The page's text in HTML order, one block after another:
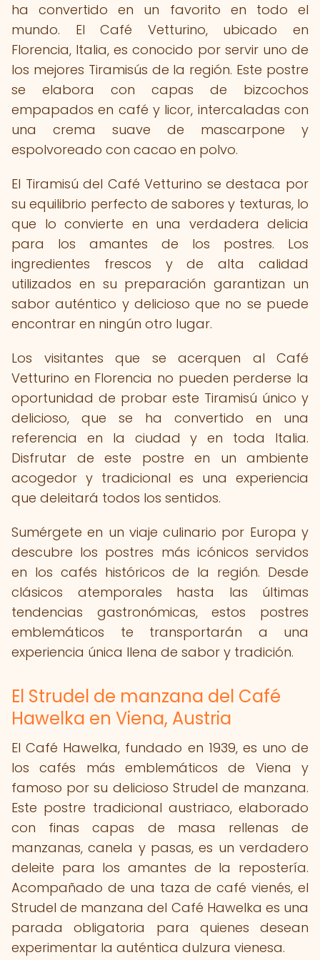
ha convertido en un favorito en todo el
mundo. El Café Vetturino, ubicado en
Florencia, Italia, es conocido por servir uno de
los mejores Tiramisús de la región. Este postre
se elabora con capas de bizcochos
empapados en café y licor, intercaladas con
una crema suave de mascarpone y
espolvoreado con cacao en polvo.
El Tiramisú del Café Vetturino se destaca por
su equilibrio perfecto de sabores y texturas, lo
que lo convierte en una verdadera delicia
para los amantes de los postres. Los
ingredientes frescos y de alta calidad
utilizados en su preparación garantizan un
sabor auténtico y delicioso que no se puede
encontrar en ningún otro lugar.
Los visitantes que se acerquen al Café
Vetturino en Florencia no pueden perderse la
oportunidad de probar este Tiramisú único y
delicioso, que se ha convertido en una
referencia en la ciudad y en toda Italia.
Disfrutar de este postre en un ambiente
acogedor y tradicional es una experiencia
que deleitará todos los sentidos.
Sumérgete en un viaje culinario por Europa y
descubre los postres más icónicos servidos
en los cafés históricos de la región. Desde
clásicos atemporales hasta las últimas
tendencias gastronómicas, estos postres
emblemáticos te transportarán a una
experiencia única llena de sabor y tradición.
El Strudel de manzana del Café
Hawelka en Viena, Austria
El Café Hawelka, fundado en 1939, es uno de
los cafés más emblemáticos de Viena y
famoso por su delicioso Strudel de manzana.
Este postre tradicional austriaco, elaborado
con finas capas de masa rellenas de
manzanas, canela y pasas, es un verdadero
deleite para los amantes de la repostería.
Acompañado de una taza de café vienés, el
Strudel de manzana del Café Hawelka es una
parada obligatoria para quienes desean
experimentar la auténtica dulzura vienesa.